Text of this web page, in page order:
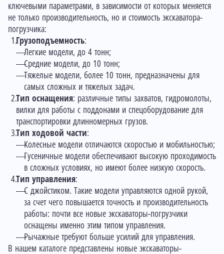
ключевыми параметрами, в зависимости от которых меняется
не только производительность, но и стоимость экскаватора-
погрузчика:
Грузоподъемность:
Легкие модели, до 4 тонн;
Средние модели, до 10 тонн;
Тяжелые модели, более 10 тонн, предназначены для
самых сложных и тяжелых задач.
Тип оснащения: различные типы захватов, гидромолоты,
вилки для работы с поддонами и спецоборудование для
транспортировки длинномерных грузов.
Тип ходовой части:
Колесные модели отличаются скоростью и мобильностью;
Гусеничные модели обеспечивают высокую проходимость
в сложных условиях, но имеют более низкую скорость.
Тип управления:
С джойстиком. Такие модели управляются одной рукой,
за счет чего повышается точность и производительность
работы: почти все новые экскаваторы-погрузчики
оснащены именно этим типом управления.
Рычажные требуют больше усилий для управления.
В нашем каталоге представлены новые экскаваторы-